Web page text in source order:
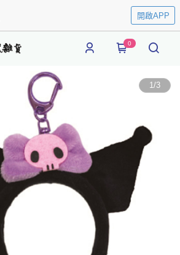
開啟APP
0
1/3